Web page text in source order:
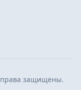
права защищены.